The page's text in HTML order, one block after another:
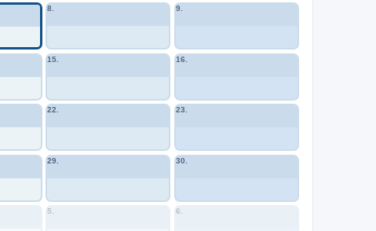
8. 9.
15. 16.
22. 23.
29. 30.
5. 6.